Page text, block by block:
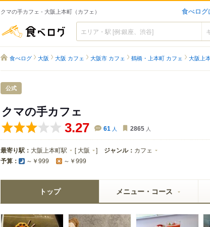
クマの手カフェ - 大阪上本町（カフェ） 食べログ
食べログ
食べログ 大阪 大阪 カフェ 大阪市 カフェ 鶴橋・上本町 カフェ 大阪上
公式
クマの手カフェ
3.27 61 人 2865 人
最寄り駅： 大阪上本町駅 [ 大阪 ] ジャンル： カフェ
予算： ～￥999 ～￥999
トップ メニュー・コース